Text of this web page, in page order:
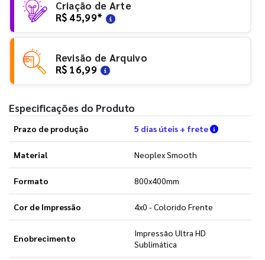
Criação de Arte
R$ 45,99*
Revisão de Arquivo
R$ 16,99
Especificações do Produto
Prazo de produção 5 dias úteis + frete Verifique
Material Neoplex Smooth
Formato 800x400mm
Cor de Impressão 4x0 - Colorido Frente
Enobrecimento
Impressão Ultra HD
Sublimática